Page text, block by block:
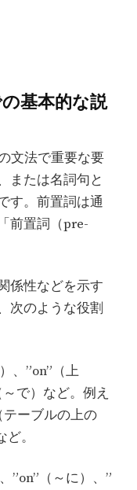
基本的な説
文法で重要な要
または名詞句と
す。前置詞は通
前置詞（pre-
係性などを示す
次のような役割
、”on”（上
で）など。例え
ーブルの上の
。
”on”（～に）、”